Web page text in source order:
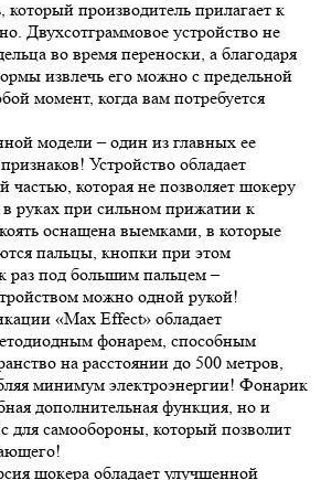
который производитель прилагает к
Двухсотграммовое устройство не
во время переноски, а благодаря
извлечь его можно с предельной
момент, когда вам потребуется
модели – один из главных ее
Устройство обладает
частью, которая не позволяет шокеру
в руках при сильном прижатии к
оснащена выемками, в которые
пальцы, кнопки при этом
раз под большим пальцем –
можно одной рукой!
«Max Effect» обладает
фонарем, способным
на расстоянии до 500 метров,
минимум электроэнергии! Фонарик
дополнительная функция, но и
для самообороны, который позволит
шокера обладает улучшенной